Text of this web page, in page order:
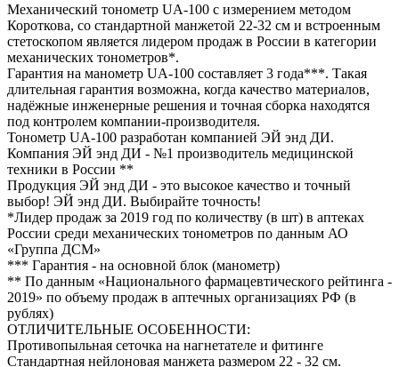
Механический тонометр UA-100 с измерением методом
Короткова, со стандартной манжетой 22-32 см и встроенным
стетоскопом является лидером продаж в России в категории
механических тонометров*.
Гарантия на манометр UA-100 составляет 3 года***. Такая
длительная гарантия возможна, когда качество материалов,
надёжные инженерные решения и точная сборка находятся
под контролем компании-производителя.
Тонометр UA-100 разработан компанией ЭЙ энд ДИ.
Компания ЭЙ энд ДИ - №1 производитель медицинской
техники в России **
Продукция ЭЙ энд ДИ - это высокое качество и точный
выбор! ЭЙ энд ДИ. Выбирайте точность!
*Лидер продаж за 2019 год по количеству (в шт) в аптеках
России среди механических тонометров по данным АО
«Группа ДСМ»
*** Гарантия - на основной блок (манометр)
** По данным «Национального фармацевтического рейтинга -
2019» по объему продаж в аптечных организациях РФ (в
рублях)
ОТЛИЧИТЕЛЬНЫЕ ОСОБЕННОСТИ:
Противопыльная сеточка на нагнетателе и фитинге
Стандартная нейлоновая манжета размером 22 - 32 см.